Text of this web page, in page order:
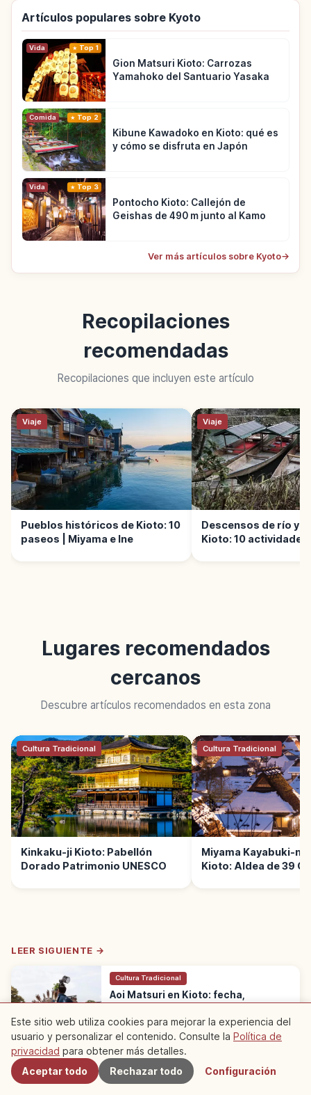
Artículos populares sobre Kyoto
Vida Top 1
Gion Matsuri Kioto: Carrozas
Yamahoko del Santuario Yasaka
Comida Top 2
Kibune Kawadoko en Kioto: qué es
y cómo se disfruta en Japón
Vida Top 3
Pontocho Kioto: Callejón de
Geishas de 490 m junto al Kamo
Ver más artículos sobre Kyoto→
Recopilaciones
recomendadas
Recopilaciones que incluyen este artículo
Viaje
Pueblos históricos de Kioto: 10
paseos | Miyama e Ine
Viaje
Descensos de río y
Kioto: 10
Lugares recomendados
cercanos
Descubre artículos recomendados en esta zona
Cultura Tradicional
Kinkaku-ji Kioto: Pabellón
Dorado Patrimonio UNESCO
Cultura Tradicional
Miyama Kayabuki-
Kioto: Aldea de 39
LEER SIGUIENTE →
Cultura Tradicional
Aoi Matsuri en Kioto: fecha,
Aoi Matsuri es uno de los tres grandes
festivales de Kioto, el 15 de mayo. Procesión
Roto no Gi con unas 500 personas en trajes
Heian, de Shimogamo a Kamigamo.
Kyoto →
※ El contenido del artículo se basa en información del momento de la
Cercanos
Este sitio web utiliza cookies para mejorar la experiencia del
usuario y personalizar el contenido. Consulte la Política de
privacidad para obtener más detalles.
Aceptar todo
Rechazar todo Configuración